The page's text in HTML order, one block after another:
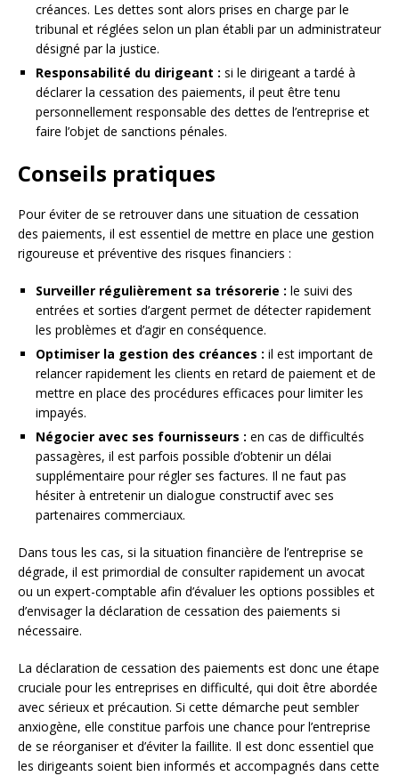
créances. Les dettes sont alors prises en charge par le
tribunal et réglées selon un plan établi par un administrateur
désigné par la justice.
Responsabilité du dirigeant : si le dirigeant a tardé à
déclarer la cessation des paiements, il peut être tenu
personnellement responsable des dettes de l’entreprise et
faire l’objet de sanctions pénales.
Conseils pratiques
Pour éviter de se retrouver dans une situation de cessation
des paiements, il est essentiel de mettre en place une gestion
rigoureuse et préventive des risques financiers :
Surveiller régulièrement sa trésorerie : le suivi des
entrées et sorties d’argent permet de détecter rapidement
les problèmes et d’agir en conséquence.
Optimiser la gestion des créances : il est important de
relancer rapidement les clients en retard de paiement et de
mettre en place des procédures efficaces pour limiter les
impayés.
Négocier avec ses fournisseurs : en cas de difficultés
passagères, il est parfois possible d’obtenir un délai
supplémentaire pour régler ses factures. Il ne faut pas
hésiter à entretenir un dialogue constructif avec ses
partenaires commerciaux.
Dans tous les cas, si la situation financière de l’entreprise se
dégrade, il est primordial de consulter rapidement un avocat
ou un expert-comptable afin d’évaluer les options possibles et
d’envisager la déclaration de cessation des paiements si
nécessaire.
La déclaration de cessation des paiements est donc une étape
cruciale pour les entreprises en difficulté, qui doit être abordée
avec sérieux et précaution. Si cette démarche peut sembler
anxiogène, elle constitue parfois une chance pour l’entreprise
de se réorganiser et d’éviter la faillite. Il est donc essentiel que
les dirigeants soient bien informés et accompagnés dans cette